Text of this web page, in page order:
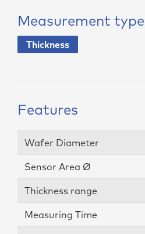
Measurement type
Thickness
Features
Wafer Diameter
Sensor Area Ø
Thickness range
Measuring Time